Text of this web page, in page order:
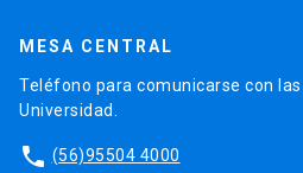
MESA CENTRAL
Teléfono para comunicarse con
Universidad.
phone (56)95504 4000